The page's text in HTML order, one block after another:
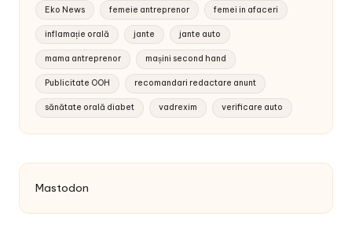
Eko News femeie antreprenor femei in afaceri
inflamație orală jante jante auto
mama antreprenor mașini second hand
Publicitate OOH recomandari redactare anunt
sănătate orală diabet vadrexim verificare auto
Mastodon